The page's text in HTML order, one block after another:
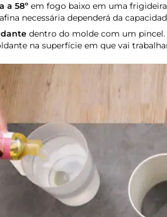
a 58º em fogo baixo em uma
necessária dependerá da
dentro do molde com um
na superfície em que vai